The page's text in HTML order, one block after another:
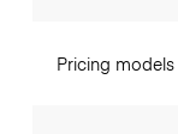
Pricing models